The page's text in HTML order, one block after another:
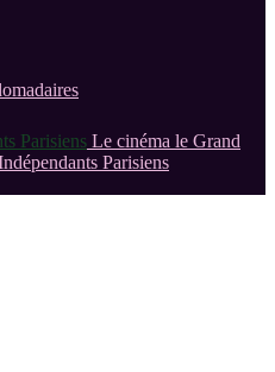
Le cinéma le Grand
Parisiens